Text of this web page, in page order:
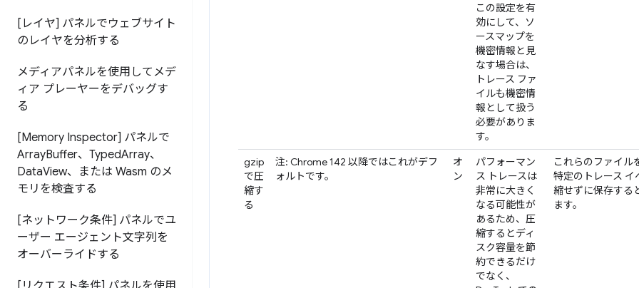
[レイヤ] パネルでウェブサイト
のレイヤを分析する
メディアパネルを使用してメデ
ィア プレーヤーをデバッグす
る
[Memory Inspector] パネルで
ArrayBuffer、TypedArray、
DataView、または Wasm のメ
モリを検査する
[ネットワーク条件] パネルでユ
ーザー エージェント文字列を
オーバーライドする
この設定を有
効にして、ソ
ースマップを
機密情報と見
なす場合は、
トレース ファ
イルも機密情
報として扱う
必要がありま
す。
gzip
で圧
縮す
る
注: Chrome 142 以降ではこれがデフ
ォルトです。
オ
ン
パフォーマン
ス トレースは
非常に大きく
なる可能性が
あるため、圧
縮するとディ
スク容量を節
約できるだけ
でなく、
これらのファイル
特定のトレース
縮せずに保存する
ます。